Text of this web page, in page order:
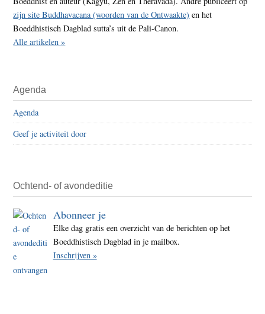
zijn site Buddhavacana (woorden van de Ontwaakte) en het
Boeddhistisch Dagblad sutta’s uit de Pali-Canon.
Alle artikelen »
Agenda
Agenda
Geef je activiteit door
Ochtend- of avondeditie
Abonneer je
Elke dag gratis een overzicht van de berichten op het
Boeddhistisch Dagblad in je mailbox.
Inschrijven »